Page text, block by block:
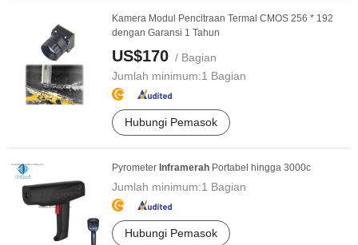
Kamera Modul Pencitraan Termal CMOS 256 * 192
dengan Garansi 1 Tahun
US$170 / Bagian
Jumlah minimum:1 Bagian
Hubungi Pemasok
Pyrometer Inframerah Portabel hingga 3000c
Jumlah minimum:1 Bagian
Hubungi Pemasok